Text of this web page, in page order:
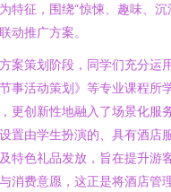
特征，围绕“惊悚、趣味、
动推广方案。
案策划阶段，同学们充分运
事活动策划》等专业课程所
更创新性地融入了场景化服
置由学生扮演的、具有酒店
特色礼品发放，旨在提升游
消费意愿，这正是将酒店管